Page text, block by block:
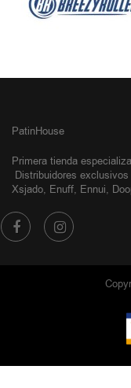
PatinHouse
Primera tienda
Distribuidores exclusivos
Xsjado, Enuff, Ennui,